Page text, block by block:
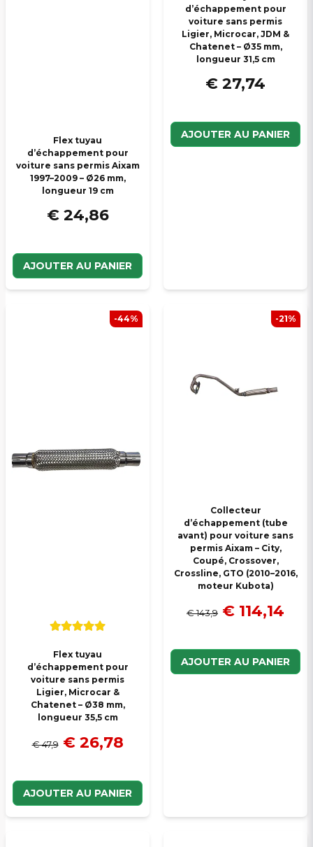
Flex tuyau
d’échappement pour
voiture sans permis Aixam
1997–2009 – Ø26 mm,
longueur 19 cm
€ 24,86
AJOUTER AU PANIER
d’échappement pour
voiture sans permis
Ligier, Microcar, JDM &
Chatenet – Ø35 mm,
longueur 31,5 cm
€ 27,74
AJOUTER AU PANIER
Flex tuyau
d’échappement pour
voiture sans permis
Ligier, Microcar &
Chatenet – Ø38 mm,
longueur 35,5 cm
€ 47,9 € 26,78
AJOUTER AU PANIER
-44%
Collecteur
d’échappement (tube
avant) pour voiture sans
permis Aixam – City,
Coupé, Crossover,
Crossline, GTO (2010–2016,
moteur Kubota)
€ 143,9 € 114,14
AJOUTER AU PANIER
-21%